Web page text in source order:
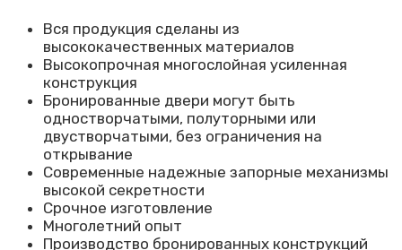
Вся продукция сделаны из
высококачественных материалов
Высокопрочная многослойная усиленная
конструкция
Бронированные двери могут быть
одностворчатыми, полуторными или
двустворчатыми, без ограничения на
открывание
Современные надежные запорные механизмы
высокой секретности
Срочное изготовление
Многолетний опыт
Производство бронированных конструкций